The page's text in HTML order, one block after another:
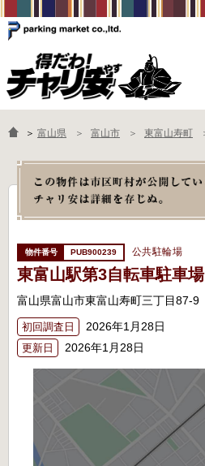
物件一覧
よくあるご質問
＞ 富山県 富山市 東富山寿町
PUB900239 公共駐輪場
東富山駅第3自転車駐車場
富山県富山市東富山寿町三丁目87-9
初回調査日 2026年1月28日
更新日 2026年1月28日